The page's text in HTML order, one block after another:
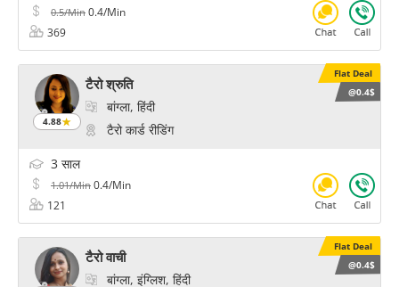
0.5/Min 0.4/Min
369
Flat Deal
@0.4$
4.88
टैरो श्रुति
बांग्ला, हिंदी
टैरो कार्ड रीडिंग
3 साल
1.01/Min 0.4/Min
121
Flat Deal
@0.4$
टैरो वाची
बांग्ला, इंग्लिश, हिंदी